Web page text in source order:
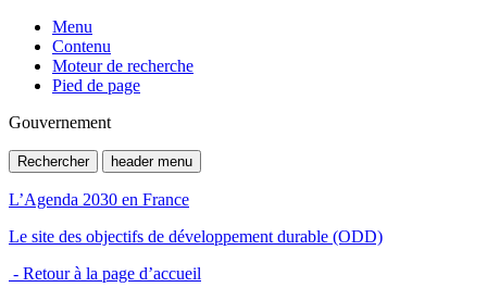
Menu
Contenu
Moteur de recherche
Pied de page
Gouvernement
Rechercher header menu
L’Agenda 2030 en France
Le site des objectifs de développement durable (ODD)
- Retour à la page d’accueil